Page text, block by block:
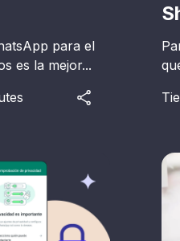
para el
es la mejor...